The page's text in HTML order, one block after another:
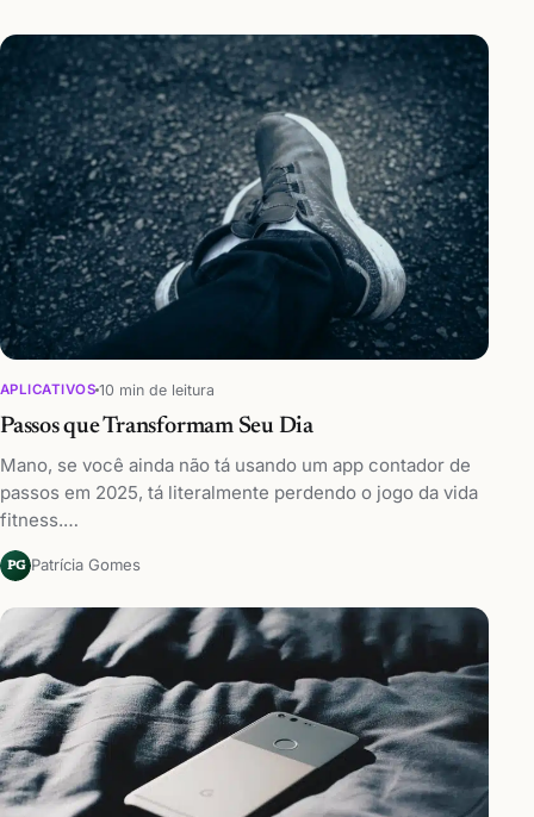
APLICATIVOS 10 min de leitura
Passos que Transformam Seu Dia
Mano, se você ainda não tá usando um app contador de
passos em 2025, tá literalmente perdendo o jogo da vida
fitness.…
PG Patrícia Gomes